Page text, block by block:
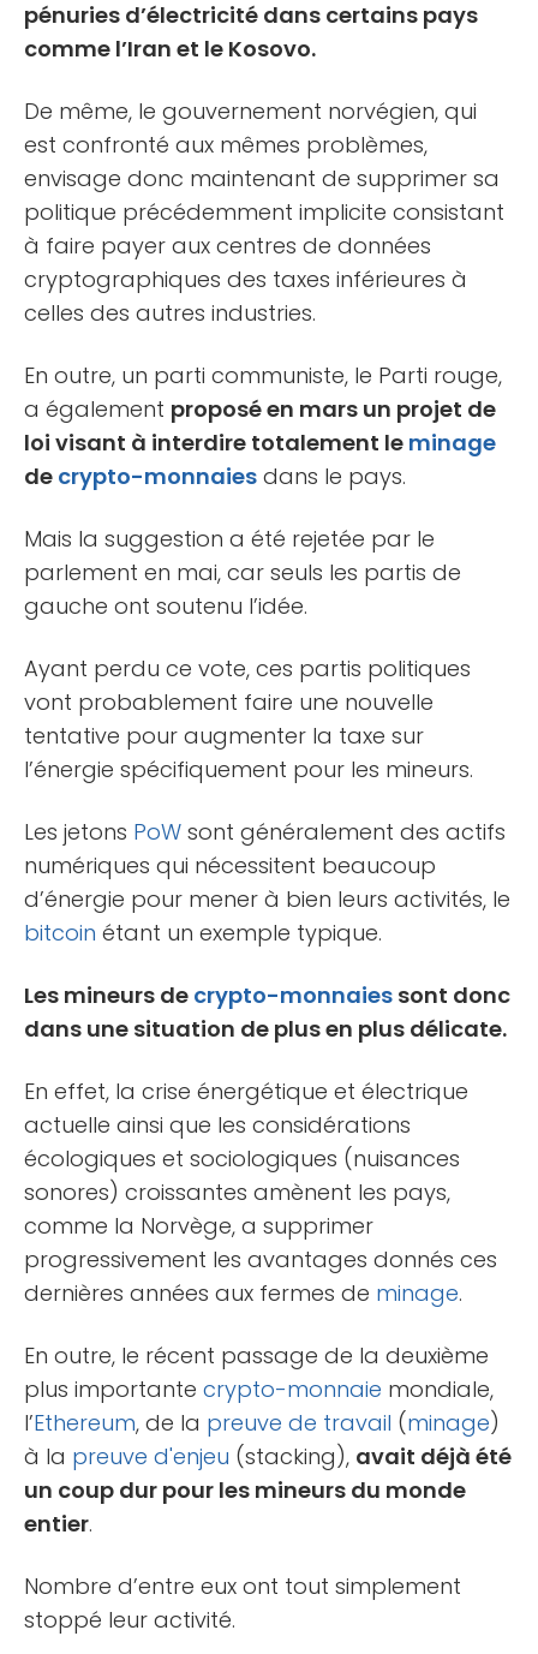
pénuries d’électricité dans certains pays
comme l’Iran et le Kosovo.
De même, le gouvernement norvégien, qui
est confronté aux mêmes problèmes,
envisage donc maintenant de supprimer sa
politique précédemment implicite consistant
à faire payer aux centres de données
cryptographiques des taxes inférieures à
celles des autres industries.
En outre, un parti communiste, le Parti rouge,
a également proposé en mars un projet de
loi visant à interdire totalement le minage
de crypto-monnaies dans le pays.
Mais la suggestion a été rejetée par le
parlement en mai, car seuls les partis de
gauche ont soutenu l’idée.
Ayant perdu ce vote, ces partis politiques
vont probablement faire une nouvelle
tentative pour augmenter la taxe sur
l’énergie spécifiquement pour les mineurs.
Les jetons PoW sont généralement des actifs
numériques qui nécessitent beaucoup
d’énergie pour mener à bien leurs activités, le
bitcoin étant un exemple typique.
Les mineurs de crypto-monnaies sont donc
dans une situation de plus en plus délicate.
En effet, la crise énergétique et électrique
actuelle ainsi que les considérations
écologiques et sociologiques (nuisances
sonores) croissantes amènent les pays,
comme la Norvège, a supprimer
progressivement les avantages donnés ces
dernières années aux fermes de minage.
En outre, le récent passage de la deuxième
plus importante crypto-monnaie mondiale,
l’Ethereum, de la preuve de travail (minage)
à la preuve d'enjeu (stacking), avait déjà été
un coup dur pour les mineurs du monde
entier.
Nombre d’entre eux ont tout simplement
stoppé leur activité.